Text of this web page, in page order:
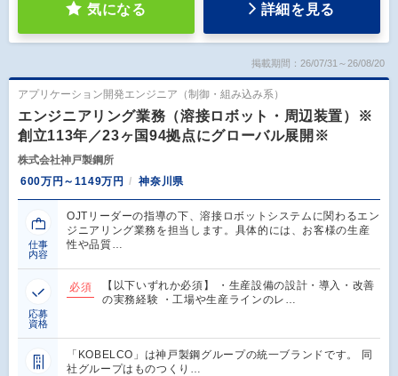
気になる 詳細を見る
掲載期間：26/07/31～26/08/20
アプリケーション開発エンジニア（制御・組み込み系）
エンジニアリング業務（溶接ロボット・周辺装置）※
創立113年／23ヶ国94拠点にグローバル展開※
株式会社神戸製鋼所
600万円～1149万円
神奈川県
仕事
内容
OJTリーダーの指導の下、溶接ロボットシステムに関わるエン
ジニアリング業務を担当します。具体的には、お客様の生産
性や品質…
応募
資格
必須
【以下いずれか必須】 ・生産設備の設計・導入・改善
の実務経験 ・工場や生産ラインのレ…
「KOBELCO」は神戸製鋼グループの統一ブランドです。 同
社グループはものつくり…